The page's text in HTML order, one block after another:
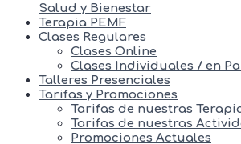
Salud y Bienestar
Terapia PEMF
Clases Regulares
Clases Online
Clases Individuales / en
Talleres Presenciales
Tarifas y Promociones
Tarifas de nuestras
Tarifas de nuestras
Promociones Actuales